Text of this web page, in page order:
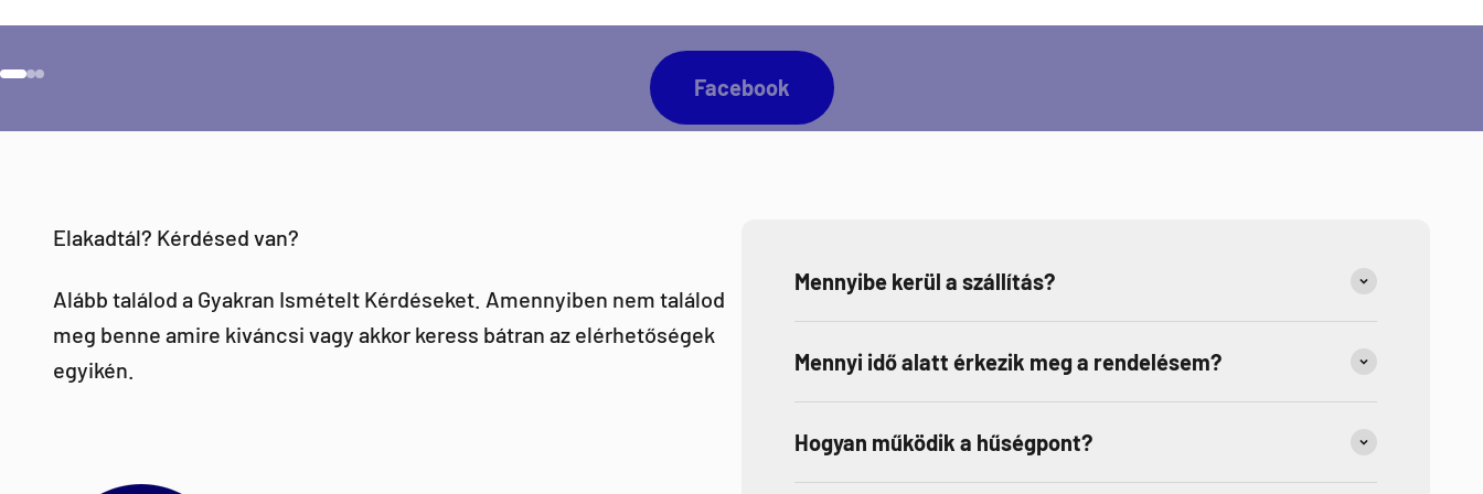
Facebook
Elakadtál? Kérdésed van?
Alább találod a Gyakran Ismételt Kérdéseket. Amennyiben nem találod
meg benne amire kiváncsi vagy akkor keress bátran az elérhetőségek
egyikén.
Mennyibe kerül a szállítás?
Mennyi idő alatt érkezik meg a rendelésem?
Hogyan működik a hűségpont?